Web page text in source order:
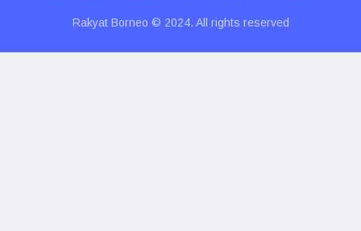
Rakyat Borneo © 2024. All rights reserved